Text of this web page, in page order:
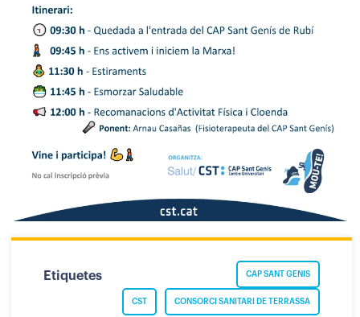
Etiquetes CAP SANT GENIS
CONSORCI SANITARI DE TERRASSA
CST